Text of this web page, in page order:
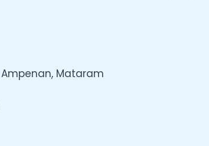
Mataram